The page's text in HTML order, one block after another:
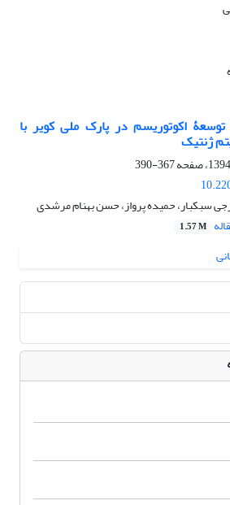
توسعۀ اکوتوریسم در پارک ملی کویر با
367-390
سبکبار، حمیده پرواز، حسن بهنام مرشدی
1.57 M